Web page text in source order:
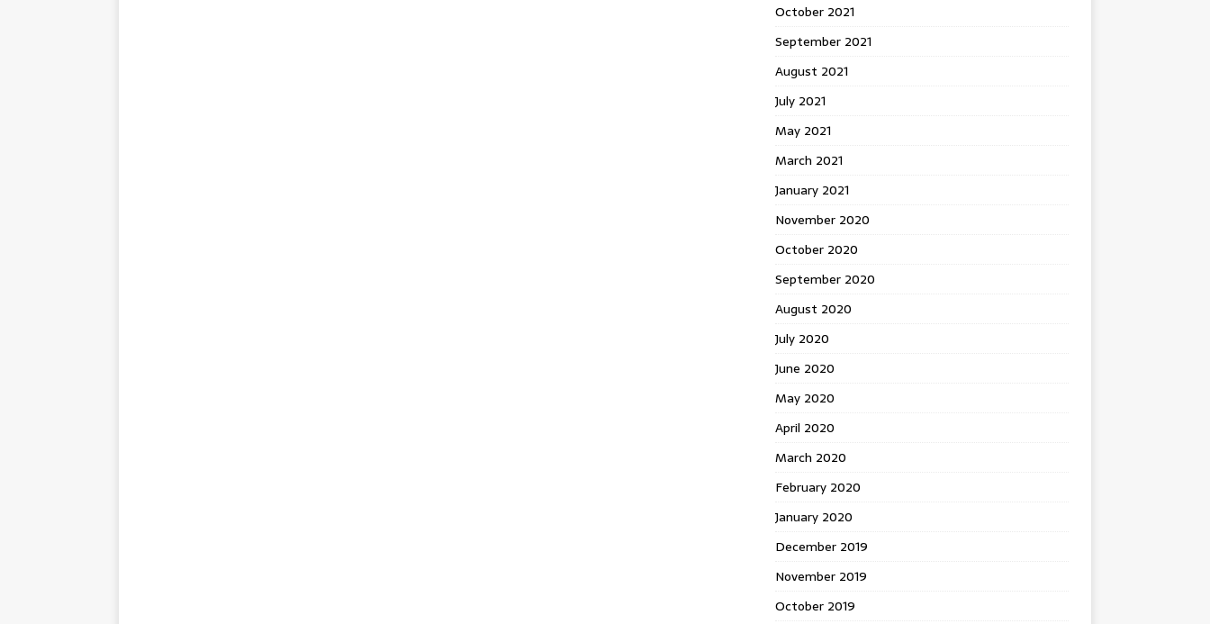
October 2021
September 2021
August 2021
July 2021
May 2021
March 2021
January 2021
November 2020
October 2020
September 2020
August 2020
July 2020
June 2020
May 2020
April 2020
March 2020
February 2020
January 2020
December 2019
November 2019
October 2019